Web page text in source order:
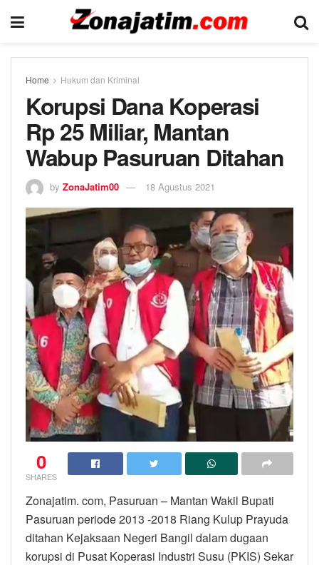
Home Hukum dan Kriminal
Korupsi Dana Koperasi
Rp 25 Miliar, Mantan
Wabup Pasuruan Ditahan
by ZonaJatim00 18 Agustus 2021
0
SHARES
Zonajatim. com, Pasuruan – Mantan Wakil Bupati
Pasuruan periode 2013 -2018 Riang Kulup Prayuda
ditahan Kejaksaan Negeri Bangil dalam dugaan
korupsi di Pusat Koperasi Industri Susu (PKIS) Sekar